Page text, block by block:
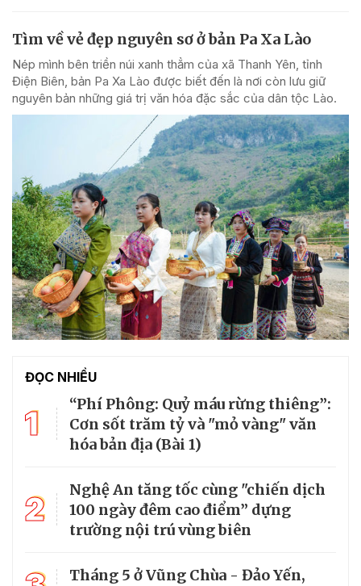
Tìm về vẻ đẹp nguyên sơ ở bản Pa Xa Lào
Nép mình bên triền núi xanh thẳm của xã Thanh Yên, tỉnh
Điện Biên, bản Pa Xa Lào được biết đến là nơi còn lưu giữ
nguyên bản những giá trị văn hóa đặc sắc của dân tộc Lào.
ĐỌC NHIỀU
1
“Phí Phông: Quỷ máu rừng thiêng”:
Cơn sốt trăm tỷ và "mỏ vàng" văn
hóa bản địa (Bài 1)
2
Nghệ An tăng tốc cùng "chiến dịch
100 ngày đêm cao điểm” dựng
trường nội trú vùng biên
Tháng 5 ở Vũng Chùa - Đảo Yến,